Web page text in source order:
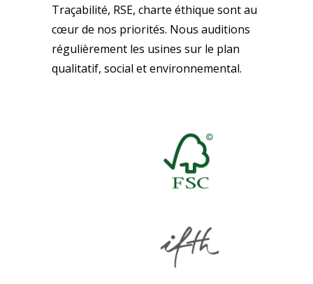
Traçabilité, RSE, charte éthique sont au
cœur de nos priorités. Nous auditions
régulièrement les usines sur le plan
qualitatif, social et environnemental.